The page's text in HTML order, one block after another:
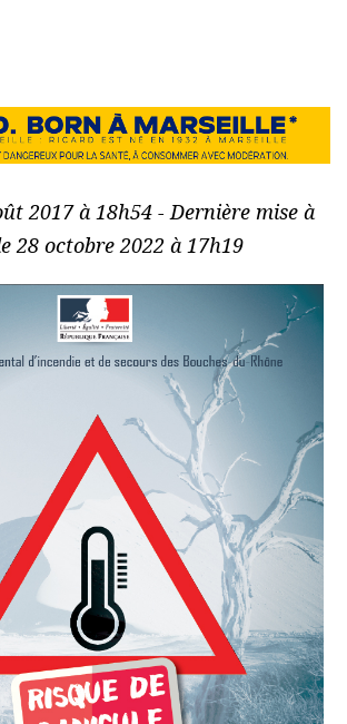
2017 à 18h54 - Dernière mise à
28 octobre 2022 à 17h19